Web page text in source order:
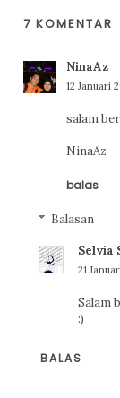
7 KOMENTAR
NinaAz
12 Januari
salam
NinaAz
balas
Balasan
Selvia
21
Salam
:)
BALAS